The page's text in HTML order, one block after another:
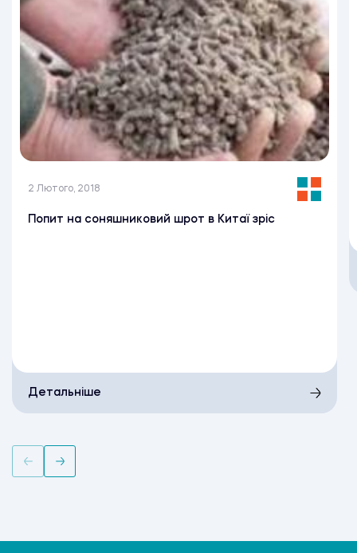
2 Лютого, 2018
Попит на соняшниковий шрот в Китаї зріс
Детальніше